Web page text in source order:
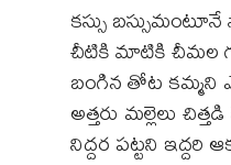
కస్సు
చీటికి మాటికి చీమల
బంగిన తోట కమ్మని
అత్తరు మల్లెలు
నిద్దర పట్టని ఇద్దరి